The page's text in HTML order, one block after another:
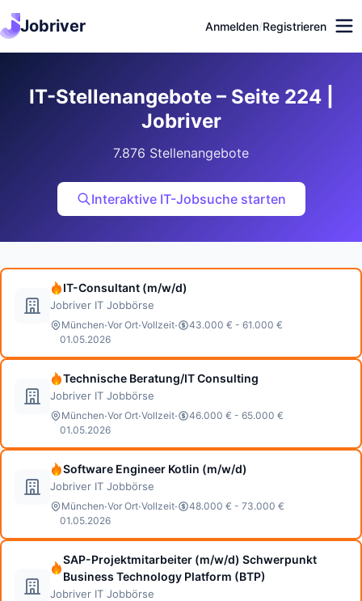
Jobriver Anmelden/Registrieren
IT-Stellenangebote – Seite 224 |
Jobriver
7.876 Stellenangebote
Interaktive IT-Jobsuche starten
IT-Consultant (m/w/d)
Jobriver IT Jobbörse
München·Vor Ort·Vollzeit·
43.000 € - 61.000 €
01.05.2026
Technische Beratung/IT Consulting
Jobriver IT Jobbörse
München·Vor Ort·Vollzeit·
46.000 € - 65.000 €
01.05.2026
Software Engineer Kotlin (m/w/d)
Jobriver IT Jobbörse
München·Vor Ort·Vollzeit·
48.000 € - 73.000 €
01.05.2026
SAP-Projektmitarbeiter (m/w/d) Schwerpunkt
Business Technology Platform (BTP)
Jobriver IT Jobbörse